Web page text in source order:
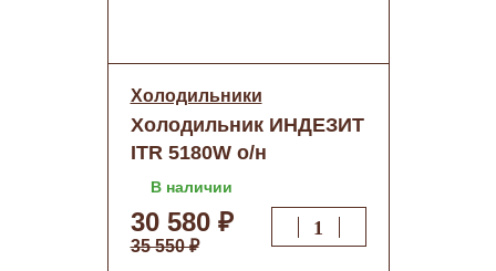
Холодильники
Холодильник ИНДЕЗИТ
ITR 5180W о/н
В наличии
30 580 ₽
35 550 ₽